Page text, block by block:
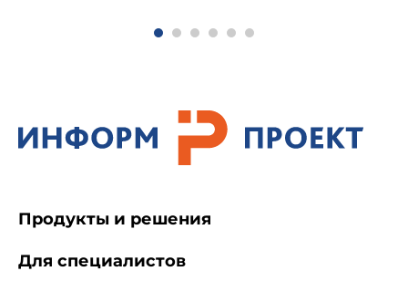
Продукты и решения
Для специалистов